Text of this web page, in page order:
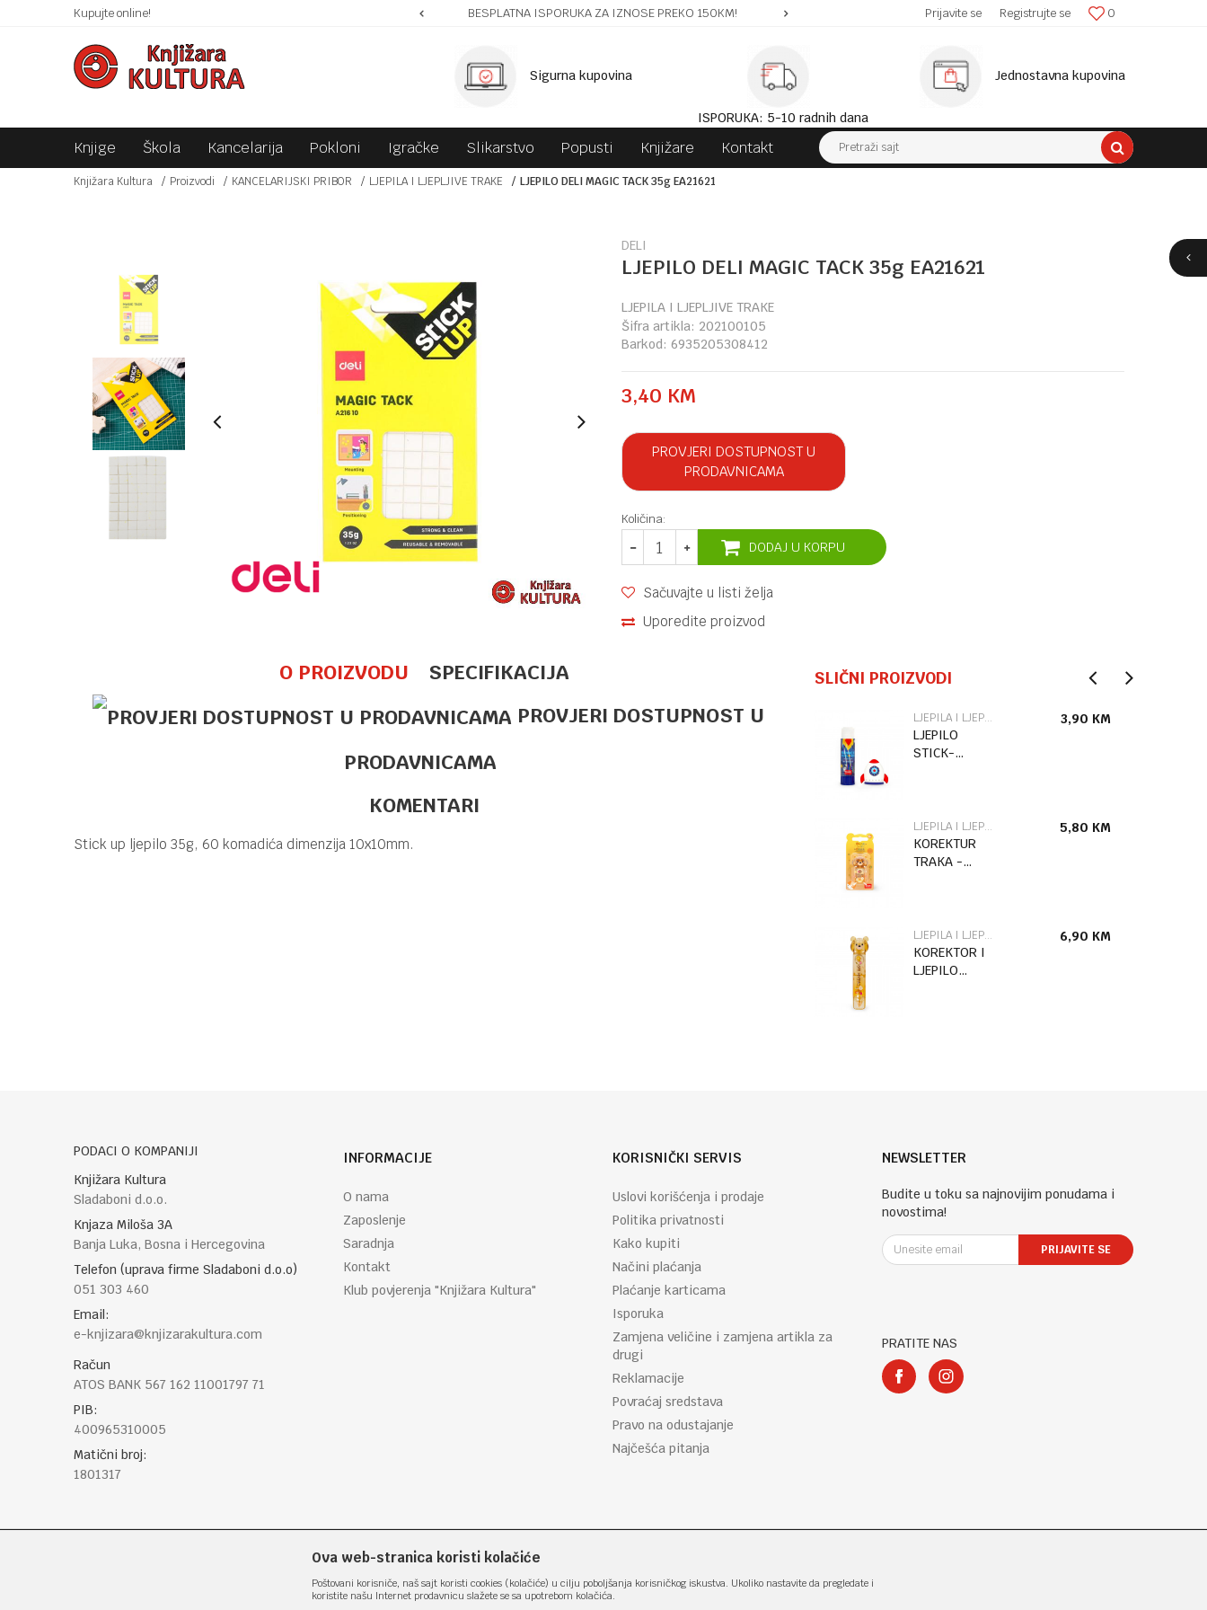
Kupujte online!SIGURNO PLAĆANJE PLATNIM KARTICAMA! BESPLATNA ISPORUKA ZA IZNOSE PREKO 150KM! SIGURNA ISPORUKA! 0
Prijavite se Registrujte se
Sigurna kupovina
ISPORUKA: 5-10 radnih dana
Jednostavna kupovina
Knjige Škola Kancelarija Pokloni Igračke Slikarstvo Popusti Knjižare Kontakt Pretraži sajt
Knjižara Kultura Proizvodi KANCELARIJSKI PRIBOR LJEPILA I LJEPLJIVE TRAKE LJEPILO DELI MAGIC TACK 35g EA21621
DELI
LJEPILO DELI MAGIC TACK 35g EA21621
LJEPILA I LJEPLJIVE TRAKE
Šifra artikla: 202100105
Barkod: 6935205308412
3,40 KM
PROVJERI DOSTUPNOST U
PRODAVNICAMA
Količina:
DODAJ U KORPU
Sačuvajte u listi želja
Uporedite proizvod
O PROIZVODU
SPECIFIKACIJA
PROVJERI DOSTUPNOST U
PRODAVNICAMA
KOMENTARI
Stick up ljepilo 35g, 60 komadića dimenzija 10x10mm.
SLIČNI PROIZVODI
LJEPILA I LJEPLJIVE TRAKE 11,40 LJEPILA I LJEPLJIVE TRAKE
LJEPILO
STICK-
3,90 KM
LJEPILA I LJEPLJIVE TRAKE
KOREKTUR
TRAKA -
5,80 KM
LJEPILA I LJEPLJIVE TRAKE
KOREKTOR I
LJEPILO
6,90 KM
PODACI O KOMPANIJI
Knjižara Kultura
Sladaboni d.o.o.
Knjaza Miloša 3A
Banja Luka, Bosna i Hercegovina
Telefon (uprava firme Sladaboni d.o.o)
051 303 460
Email:
e-knjizara@knjizarakultura.com
Račun
ATOS BANK 567 162 11001797 71
PIB:
400965310005
Matični broj:
1801317
INFORMACIJE
O nama
Zaposlenje
Saradnja
Kontakt
Klub povjerenja "Knjižara Kultura"
KORISNIČKI SERVIS
Uslovi korišćenja i prodaje
Politika privatnosti
Kako kupiti
Načini plaćanja
Plaćanje karticama
Isporuka
Zamjena veličine i zamjena artikla za
drugi
Reklamacije
Povraćaj sredstava
Pravo na odustajanje
Najčešća pitanja
NEWSLETTER
Budite u toku sa najnovijim ponudama i
novostima!
PRIJAVITE SE
PRATITE NAS
Ova web-stranica koristi kolačiće
Poštovani korisniče, naš sajt koristi cookies (kolačiće) u cilju poboljšanja korisničkog iskustva. Ukoliko nastavite da pregledate i
koristite našu Internet prodavnicu slažete se sa upotrebom kolačića.